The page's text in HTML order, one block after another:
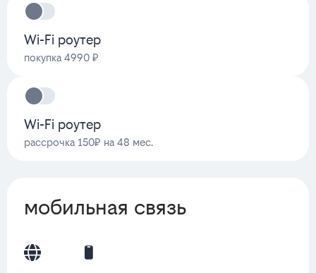
Wi-Fi роутер
покупка 4990 ₽
Wi-Fi роутер
рассрочка 150₽ на 48 мес.
мобильная связь